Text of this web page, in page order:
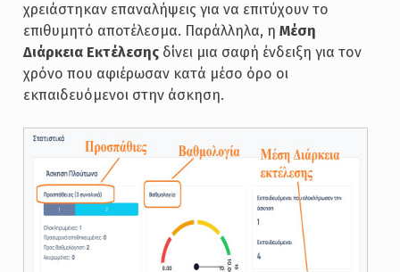
χρειάστηκαν επαναλήψεις για να επιτύχουν το
επιθυμητό αποτέλεσμα. Παράλληλα, η Μέση
Διάρκεια Εκτέλεσηςδίνει μια σαφή ένδειξη για τον
χρόνο που αφιέρωσαν κατά μέσο όρο οι
εκπαιδευόμενοι στην άσκηση.